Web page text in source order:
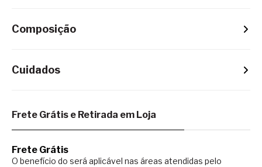
Composição
Cuidados
Frete Grátis e Retirada em Loja
Frete Grátis
O benefício do será aplicável nas áreas atendidas pelo